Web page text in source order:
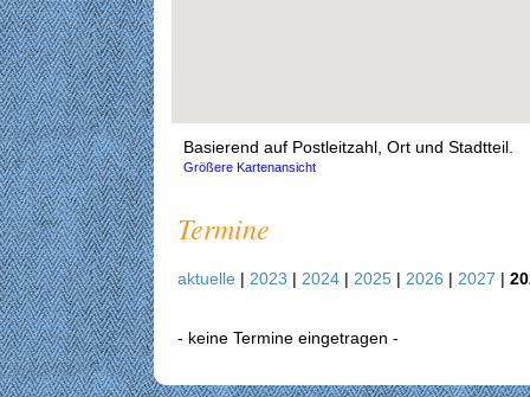
Basierend auf Postleitzahl, Ort und Stadtteil.
Größere Kartenansicht
Termine
aktuelle | 2023 | 2024 | 2025 | 2026 | 2027 |
- keine Termine eingetragen -